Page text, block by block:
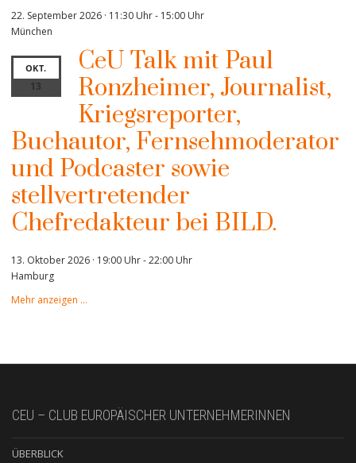
22. September 2026 · 11:30 Uhr- 15:00 Uhr
München
OKT.
13
CeU Talk mit Paul
Ronzheimer, Journalist,
Kriegsreporter,
Buchautor, Fernsehmoderator
und Podcaster sowie
stellvertretender
Chefredakteur bei BILD.
13. Oktober 2026 · 19:00 Uhr-22:00 Uhr
Hamburg
Mehr anzeigen …
CEU – CLUB EUROPÄISCHER UNTERNEHMERINNEN
ÜBERBLICK